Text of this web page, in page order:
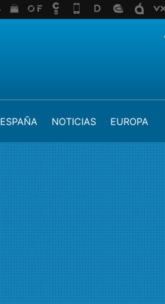
ESPAÑA NOTICIAS EUROPA